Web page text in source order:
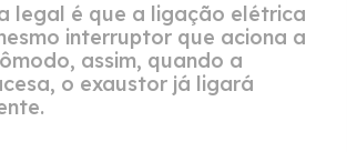
legal é que a ligação elétrica
interruptor que aciona a
assim, quando a
o exaustor já ligará